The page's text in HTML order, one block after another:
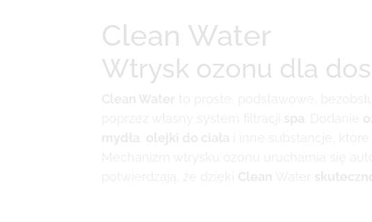
Clean Water
Wtrysk ozonu dla
to proste, podstawowe,
i inne substancje,
Mechanizm wtrysku ozonu uruchamia się